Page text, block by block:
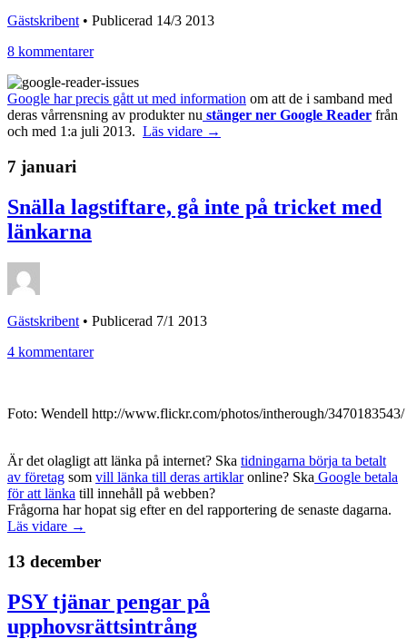
Gästskribent• Publicerad 14/3 2013
8 kommentarer
Google har precis gått ut med information om att de i samband med
deras vårrensning av produkter nu stänger ner Google Reader från
och med 1:a juli 2013. Läs vidare →
7 januari
Snälla lagstiftare, gå inte på tricket med
länkarna
Gästskribent • Publicerad 7/1 2013
4 kommentarer
Foto: Wendell http://www.flickr.com/photos/intherough/3470183543/
Är det olagligt att länka på internet? Ska tidningarna börja ta betalt
av företag som vill länka till deras artiklaronline? Ska Google betala
för att länka till innehåll på webben?
Frågorna har hopat sig efter en del rapportering de senaste dagarna.
Läs vidare →
13 december
PSY tjänar pengar på
upphovsrättsintrång